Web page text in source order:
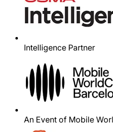
Intelligence Partner
An Event of Mobile